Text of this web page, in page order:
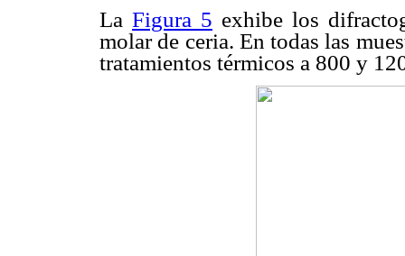
La Figura 5 exhibe los
molar de ceria. En todas las
tratamientos térmicos a 800 y